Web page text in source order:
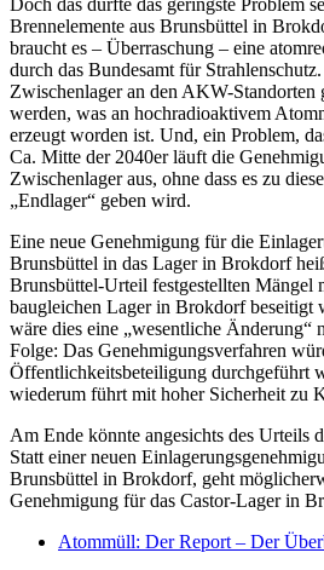
Brennelemente aus Brunsbüttel in
braucht es – Überraschung – eine
durch das Bundesamt für
Zwischenlager an den AKW-
werden, was an hochradioaktivem
erzeugt worden ist. Und, ein Problem,
Ca. Mitte der 2040er läuft die
Zwischenlager aus, ohne dass es zu
„Endlager“ geben wird.
Eine neue Genehmigung für die
Brunsbüttel in das Lager in Brokdorf
Brunsbüttel-Urteil festgestellten Mängel
baugleichen Lager in Brokdorf beseitigt
wäre dies eine „wesentliche Änderung“
Folge: Das Genehmigungsverfahren
Öffentlichkeitsbeteiligung durchgeführt
wiederum führt mit hoher Sicherheit zu
Am Ende könnte angesichts des Urteils
Statt einer neuen
Brunsbüttel in Brokdorf, geht
Genehmigung für das Castor-Lager in
Atommüll: Der Report – Der